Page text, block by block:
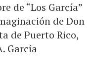
de “Los García”
de Don
de Puerto Rico,
García